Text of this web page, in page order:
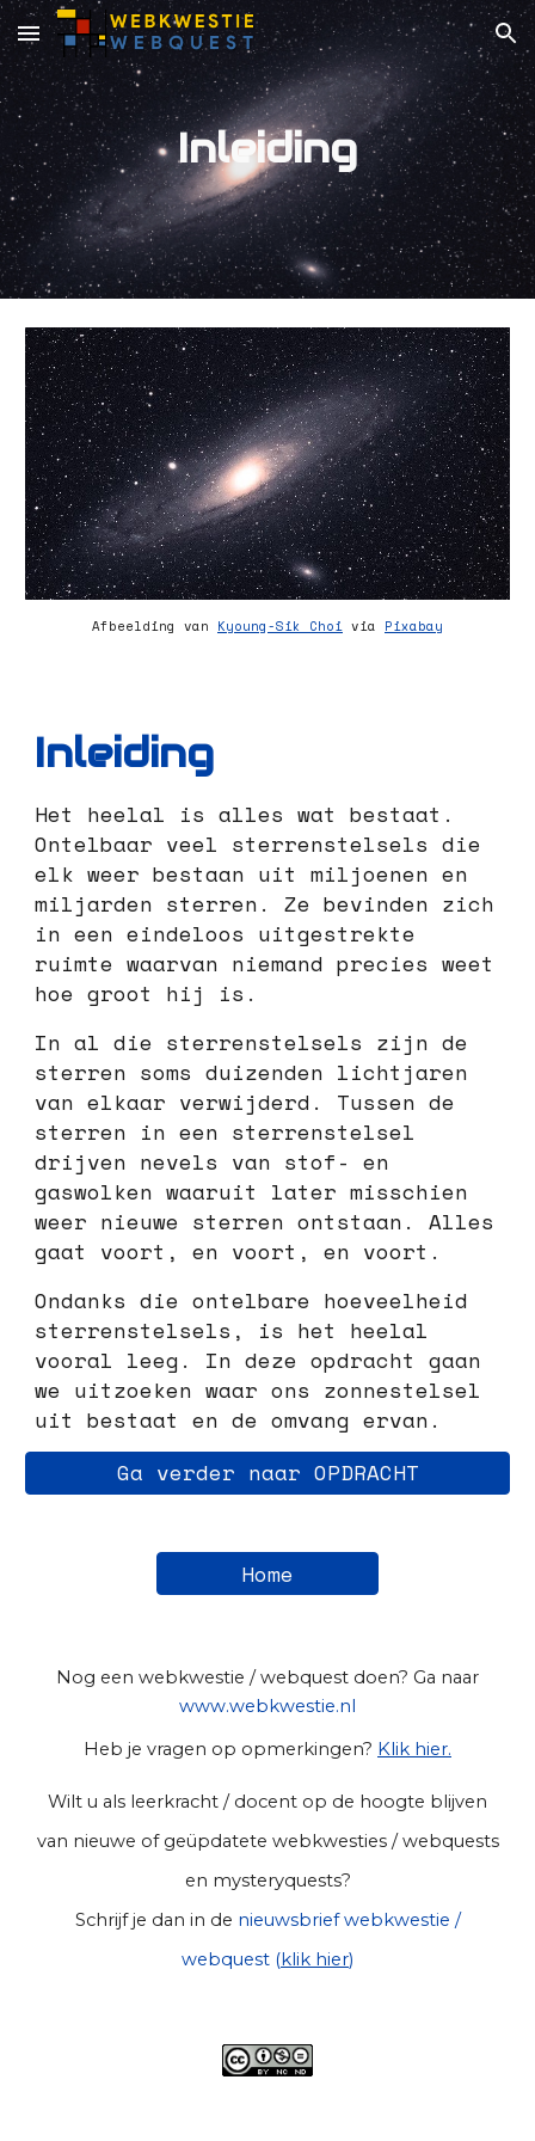
Skip to main content Skip to navigation
Inleiding
Afbeelding van Kyoung-Sik Choi via Pixabay
Inleiding
Het heelal is alles wat bestaat.
Ontelbaar veel sterrenstelsels die
elk weer bestaan uit miljoenen en
miljarden sterren. Ze bevinden zich
in een eindeloos uitgestrekte
ruimte waarvan niemand precies weet
hoe groot hij is.
In al die sterrenstelsels zijn de
sterren soms duizenden lichtjaren
van elkaar verwijderd. Tussen de
sterren in een sterrenstelsel
drijven nevels van stof- en
gaswolken waaruit later misschien
weer nieuwe sterren ontstaan. Alles
gaat voort, en voort, en voort.
Ondanks die ontelbare hoeveelheid
sterrenstelsels, is het heelal
vooral leeg. In deze opdracht gaan
we uitzoeken waar ons zonnestelsel
uit bestaat en de omvang ervan.
Ga verder naar OPDRACHT
Home
Nog een webkwestie / webquest doen? Ga naar
www.webkwestie.nl
Heb je vragen op opmerkingen? Klik hier.
Wilt u als leerkracht / docent op de hoogte blijven
van nieuwe of geüpdatete webkwesties / webquests
en mysteryquests?
Schrijf je dan in de nieuwsbrief webkwestie /
webquest (klik hier)